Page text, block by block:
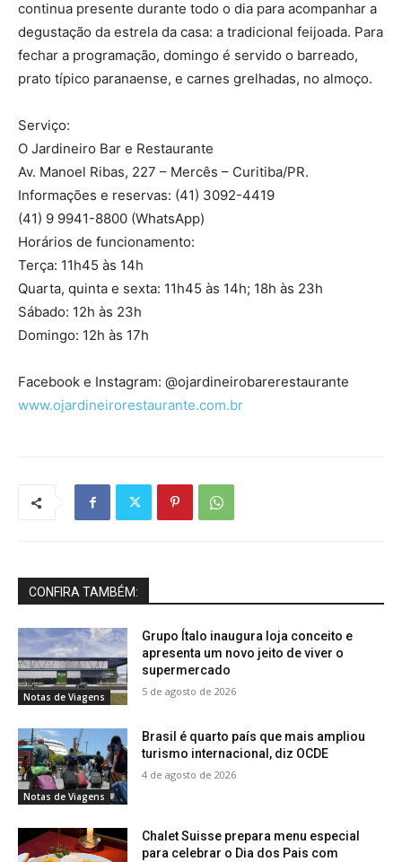
continua presente durante todo o dia para acompanhar a
degustação da estrela da casa: a tradicional feijoada. Para
fechar a programação, domingo é servido o barreado,
prato típico paranaense, e carnes grelhadas, no almoço.
Serviço:
O Jardineiro Bar e Restaurante
Av. Manoel Ribas, 227 – Mercês – Curitiba/PR.
Informações e reservas: (41) 3092-4419
(41) 9 9941-8800 (WhatsApp)
Horários de funcionamento:
Terça: 11h45 às 14h
Quarta, quinta e sexta: 11h45 às 14h; 18h às 23h
Sábado: 12h às 23h
Domingo: 12h às 17h
Facebook e Instagram: @ojardineirobarerestaurante
www.ojardineirorestaurante.com.br
CONFIRA TAMBÉM:
Notas de Viagens
Grupo Ítalo inaugura loja conceito e
apresenta um novo jeito de viver o
supermercado
5 de agosto de 2026
Notas de Viagens
Brasil é quarto país que mais ampliou
turismo internacional, diz OCDE
4 de agosto de 2026
Chalet Suisse prepara menu especial
para celebrar o Dia dos Pais com